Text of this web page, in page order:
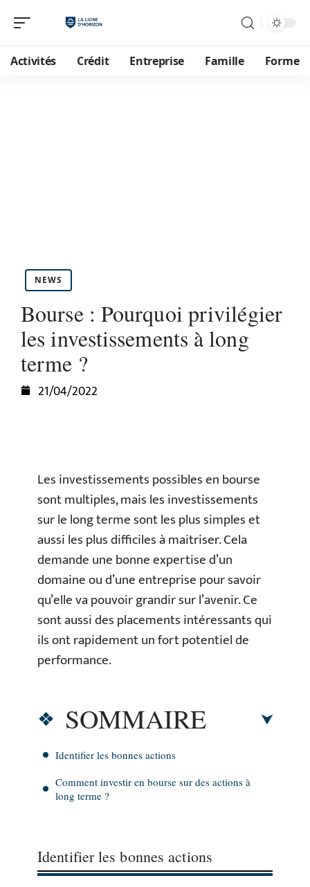
Activités Crédit Entreprise Famille Forme
NEWS
Bourse : Pourquoi privilégier
les investissements à long
terme ?
21/04/2022
Les investissements possibles en bourse
sont multiples, mais les investissements
sur le long terme sont les plus simples et
aussi les plus difficiles à maitriser. Cela
demande une bonne expertise d’un
domaine ou d’une entreprise pour savoir
qu’elle va pouvoir grandir sur l’avenir. Ce
sont aussi des placements intéressants qui
ils ont rapidement un fort potentiel de
performance.
SOMMAIRE
Identifier les bonnes actions
Comment investir en bourse sur des actions à
long terme ?
Identifier les bonnes actions